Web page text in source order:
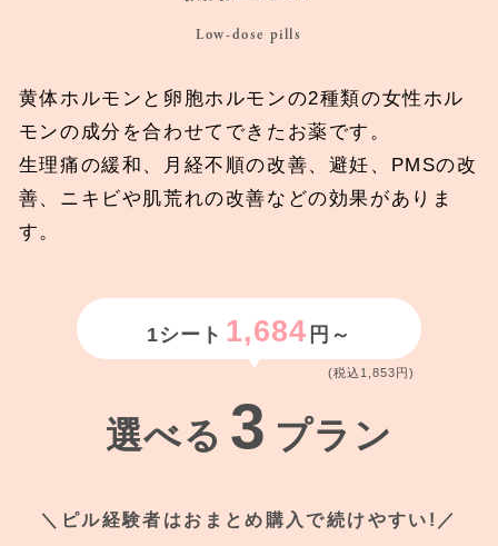
Low-dose pills
黄体ホルモンと卵胞ホルモンの2種類の女性ホル
モンの成分を合わせてできたお薬です。
生理痛の緩和、月経不順の改善、避妊、PMSの改
善、ニキビや肌荒れの改善などの効果がありま
す。
1シート 1,684 円～
(税込1,853円)
選べる 3 プラン
＼ピル経験者はおまとめ購入で続けやすい!／